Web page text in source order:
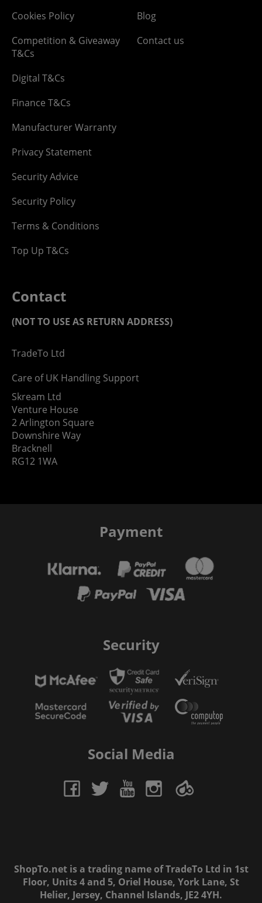
Cookies Policy
Competition & Giveaway
T&Cs
Digital T&Cs
Finance T&Cs
Manufacturer Warranty
Privacy Statement
Security Advice
Security Policy
Terms & Conditions
Top Up T&Cs
Blog
Contact us
Contact
(NOT TO USE AS RETURN ADDRESS)
TradeTo Ltd
Care of UK Handling Support
Skream Ltd
Venture House
2 Arlington Square
Downshire Way
Bracknell
RG12 1WA
Payment
Security
Social Media
ShopTo.net is a trading name of TradeTo Ltd in 1st
Floor, Units 4 and 5, Oriel House, York Lane, St
Helier, Jersey, Channel Islands, JE2 4YH.